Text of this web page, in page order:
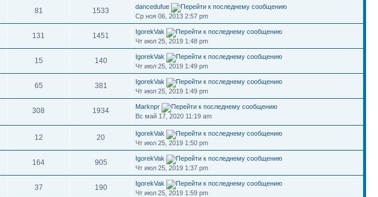
81 1533
dancedufue
Ср ноя 06, 2013 2:57 pm
131 1451
IgorekVak
Чт июл 25, 2019 1:48 pm
15 140
IgorekVak
Чт июл 25, 2019 1:49 pm
65 381
IgorekVak
Чт июл 25, 2019 1:49 pm
308 1934
Marknpr
Вс май 17, 2020 11:19 am
12 20
IgorekVak
Чт июл 25, 2019 1:50 pm
164 905
IgorekVak
Чт июл 25, 2019 1:37 pm
37 190
IgorekVak
Чт июл 25, 2019 1:59 pm